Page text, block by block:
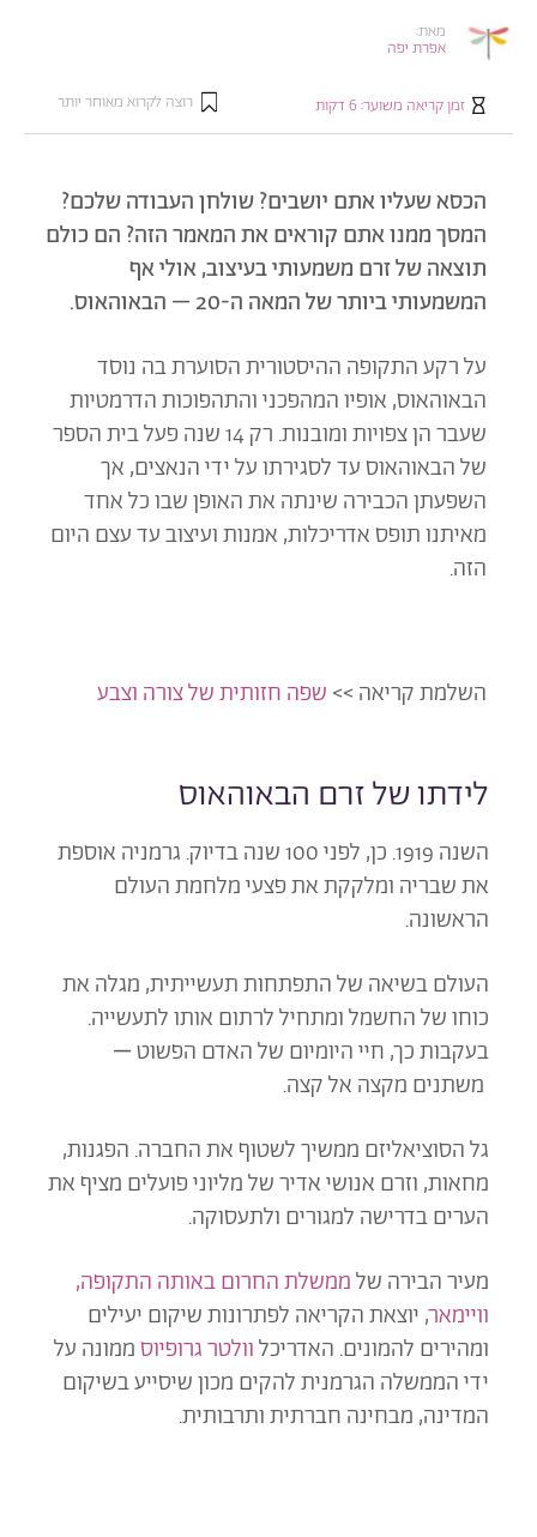
מאת:
אפרת יפה
זמן קריאה משוער: 6 דקות רוצה לקרוא מאוחר יותר
הכסא שעליו אתם יושבים? שולחן העבודה שלכם?
המסך ממנו אתם קוראים את המאמר הזה? הם כולם
תוצאה של זרם משמעותי בעיצוב, אולי אף
המשמעותי ביותר של המאה ה-20 – הבאוהאוס.
על רקע התקופה ההיסטורית הסוערת בה נוסד
הבאוהאוס, אופיו המהפכני והתהפוכות הדרמטיות
שעבר הן צפויות ומובנות. רק 14 שנה פעל בית הספר
של הבאוהאוס עד לסגירתו על ידי הנאצים, אך
השפעתן הכבירה שינתה את האופן שבו כל אחד
מאיתנו תופס אדריכלות, אמנות ועיצוב עד עצם היום
הזה.
השלמת קריאה >> שפה חזותית של צורה וצבע
לידתו של זרם הבאוהאוס
השנה 1919. כן, לפני 100 שנה בדיוק. גרמניה אוספת
את שבריה ומלקקת את פצעי מלחמת העולם
הראשונה.
העולם בשיאה של התפתחות תעשייתית, מגלה את
כוחו של החשמל ומתחיל לרתום אותו לתעשייה.
בעקבות כך, חיי היומיום של האדם הפשוט–
משתנים מקצה אל קצה.
גל הסוציאליזם ממשיך לשטוף את החברה. הפגנות,
מחאות, וזרם אנושי אדיר של מליוני פועלים מציף את
הערים בדרישה למגורים ולתעסוקה.
מעיר הבירה שלממשלת החרום באותה התקופה,
וויימאר, יוצאת הקריאה לפתרונות שיקום יעילים
ומהירים להמונים. האדריכלוולטר גרופיוסממונה על
ידי הממשלה הגרמנית להקים מכון שיסייע בשיקום
המדינה, מבחינה חברתית ותרבותית.